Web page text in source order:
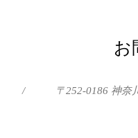
お
/ 〒252-0186 神奈